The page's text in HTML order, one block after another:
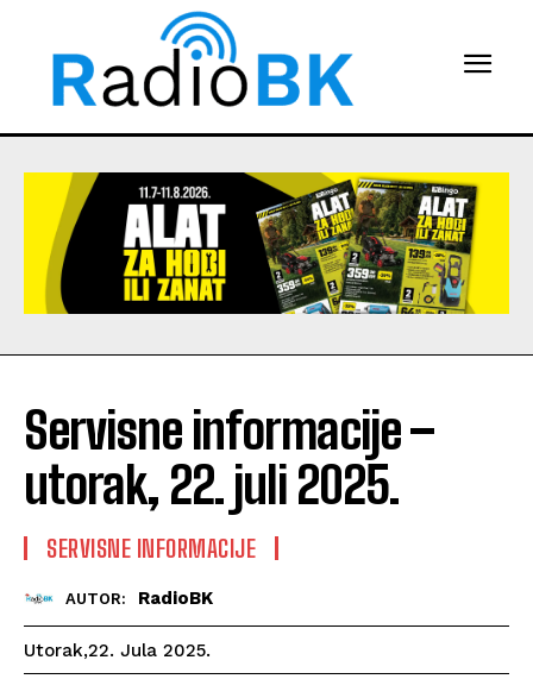
Servisne informacije –
utorak, 22. juli 2025.
SERVISNE INFORMACIJE
AUTOR: RadioBK
Utorak,22. Jula 2025.